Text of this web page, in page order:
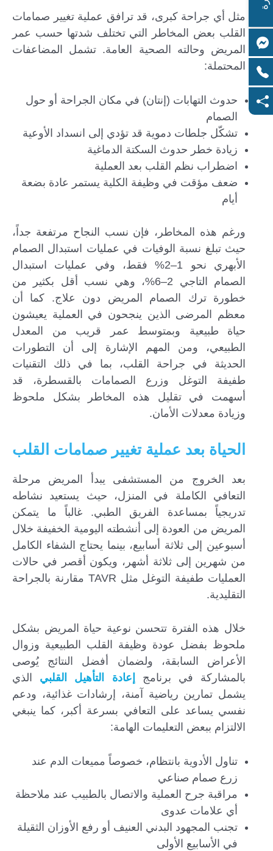
مثل أي جراحة كبرى، قد ترافق عملية تغيير صمامات
القلب بعض المخاطر التي تختلف شدتها حسب عمر
المريض وحالته الصحية العامة. تشمل المضاعفات
المحتملة:
حدوث التهابات (إنتان) في مكان الجراحة أو حول
الصمام
تشكّل جلطات دموية قد تؤدي إلى انسداد الأوعية
زيادة خطر حدوث السكتة الدماغية
اضطراب نظم القلب بعد العملية
ضعف مؤقت في وظيفة الكلية يستمر عادة بضعة
أيام
ورغم هذه المخاطر، فإن نسب النجاح مرتفعة جداً،
حيث تبلغ نسبة الوفيات في عمليات استبدال الصمام
الأبهري نحو 1–2% فقط، وفي عمليات استبدال
الصمام التاجي 2–6%، وهي نسب أقل بكثير من
خطورة ترك الصمام المريض دون علاج. كما أن
معظم المرضى الذين ينجحون في العملية يعيشون
حياة طبيعية وبمتوسط عمر قريب من المعدل
الطبيعي، ومن المهم الإشارة إلى أن التطورات
الحديثة في جراحة القلب، بما في ذلك التقنيات
طفيفة التوغل وزرع الصمامات بالقسطرة، قد
أسهمت في تقليل هذه المخاطر بشكل ملحوظ
وزيادة معدلات الأمان.
الحياة بعد عملية تغيير صمامات القلب
بعد الخروج من المستشفى يبدأ المريض مرحلة
التعافي الكاملة في المنزل، حيث يستعيد نشاطه
تدريجياً بمساعدة الفريق الطبي. غالباً ما يتمكن
المريض من العودة إلى أنشطته اليومية الخفيفة خلال
أسبوعين إلى ثلاثة أسابيع، بينما يحتاج الشفاء الكامل
من شهرين إلى ثلاثة أشهر، ويكون أقصر في حالات
العمليات طفيفة التوغل مثل TAVR مقارنة بالجراحة
التقليدية.
خلال هذه الفترة تتحسن نوعية حياة المريض بشكل
ملحوظ بفضل عودة وظيفة القلب الطبيعية وزوال
الأعراض السابقة، ولضمان أفضل النتائج يُوصى
بالمشاركة في برنامج
إعادة التأهيل القلبي الذي
يشمل تمارين رياضية آمنة، إرشادات غذائية، ودعم
نفسي يساعد على التعافي بسرعة أكبر، كما ينبغي
الالتزام ببعض التعليمات الهامة:
تناول الأدوية بانتظام، خصوصاً مميعات الدم عند
زرع صمام صناعي
مراقبة جرح العملية والاتصال بالطبيب عند ملاحظة
أي علامات عدوى
تجنب المجهود البدني العنيف أو رفع الأوزان الثقيلة
في الأسابيع الأولى